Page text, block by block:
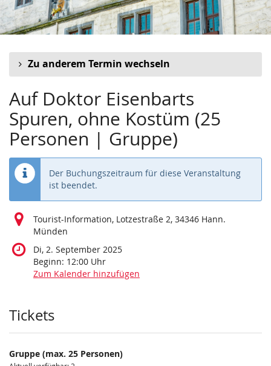
Zu anderem Termin wechseln
Auf Doktor Eisenbarts
Spuren, ohne Kostüm (25
Personen | Gruppe)
Der Buchungszeitraum für diese Veranstaltung
ist beendet.
Tourist-Information, Lotzestraße 2, 34346 Hann.
Münden
Di, 2. September 2025
Beginn: 12:00 Uhr
Zum Kalender hinzufügen
Produkte
Tickets
Gruppe (max. 25 Personen)